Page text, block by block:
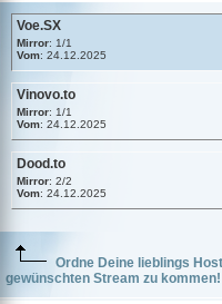
Voe.SX
Mirror: 1/1
Vom: 24.12.2025
Vinovo.to
Mirror: 1/1
Vom: 24.12.2025
Dood.to
Mirror: 2/2
Vom: 24.12.2025
Ordne Deine lieblings
gewünschten Stream zu kommen!